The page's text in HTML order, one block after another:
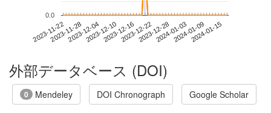
2023-11-222023-11-282023-12-042023-12-102023-12-162023-12-222023-12-282024-01-032024-01-092024-01-15
0.0
外部データベース (DOI)
0 Mendeley DOI Chronograph Google Scholar